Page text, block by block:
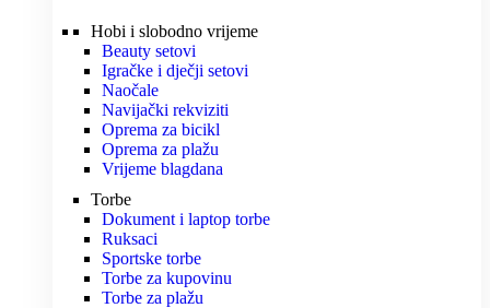
Hobi i slobodno vrijeme
Beauty setovi
Igračke i dječji setovi
Naočale
Navijački rekviziti
Oprema za bicikl
Oprema za plažu
Vrijeme blagdana
Torbe
Dokument i laptop torbe
Ruksaci
Sportske torbe
Torbe za kupovinu
Torbe za plažu